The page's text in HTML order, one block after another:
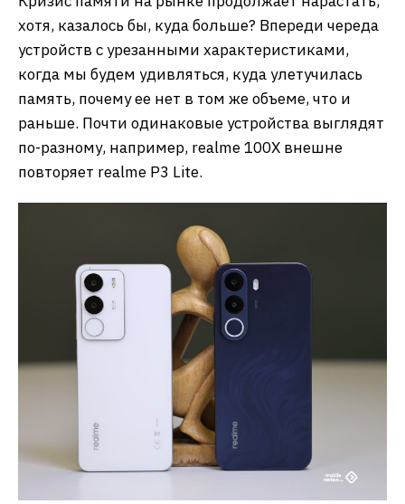
хотя, казалось бы, куда больше? Впереди череда
устройств с урезанными характеристиками,
когда мы будем удивляться, куда улетучилась
память, почему ее нет в том же объеме, что и
раньше. Почти одинаковые устройства выглядят
по-разному, например, realme 100X внешне
повторяет realme P3 Lite.